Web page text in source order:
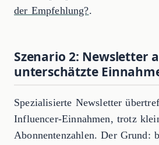
der Empfehlung?.
Szenario 2: Newsletter
unterschätzte
Spezialisierte Newsletter
Influencer-Einnahmen, trotz
Abonnentenzahlen. Der Grund: